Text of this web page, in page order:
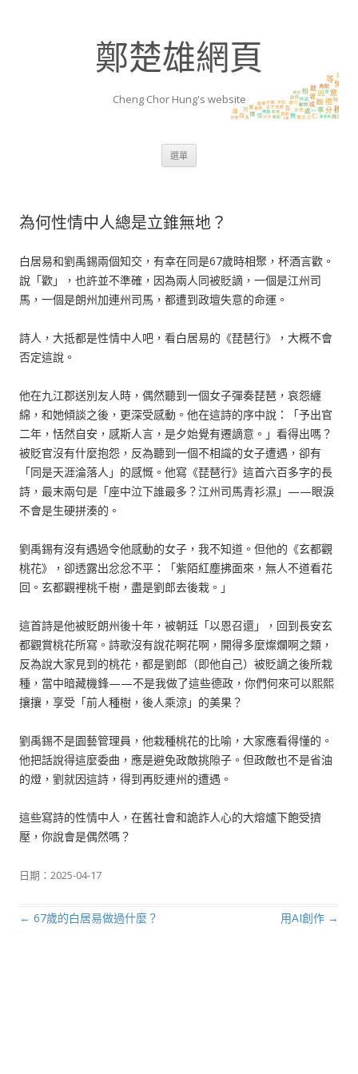
鄭楚雄網頁
Cheng Chor Hung's website
選單
為何性情中人總是立錐無地？
白居易和劉禹錫兩個知交，有幸在同是67歲時相聚，杯酒言歡。
說「歡」，也許並不準確，因為兩人同被貶謫，一個是江州司
馬，一個是朗州加連州司馬，都遭到政壇失意的命運。
詩人，大抵都是性情中人吧，看白居易的《琵琶行》，大概不會
否定這說。
他在九江郡送別友人時，偶然聽到一個女子彈奏琵琶，哀怨纏
綿，和她傾談之後，更深受感動。他在這詩的序中說：「予出官
二年，恬然自安，感斯人言，是夕始覺有遷謫意。」看得出嗎？
被貶官沒有什麼抱怨，反為聽到一個不相識的女子遭遇，卻有
「同是天涯淪落人」的感慨。他寫《琵琶行》這首六百多字的長
詩，最末兩句是「座中泣下誰最多？江州司馬青衫濕」——眼淚
不會是生硬拼湊的。
劉禹錫有沒有遇過令他感動的女子，我不知道。但他的《玄都觀
桃花》，卻透露出忿忿不平：「紫陌紅塵拂面來，無人不道看花
回。玄都觀裡桃千樹，盡是劉郎去後栽。」
這首詩是他被貶朗州後十年，被朝廷「以恩召還」，回到長安玄
都觀賞桃花所寫。詩歌沒有說花啊花啊，開得多麼燦爛啊之類，
反為說大家見到的桃花，都是劉郎（即他自己）被貶謫之後所栽
種，當中暗藏機鋒——不是我做了這些德政，你們何來可以熙熙
攘攘，享受「前人種樹，後人乘涼」的美果？
劉禹錫不是園藝管理員，他栽種桃花的比喻，大家應看得懂的。
他把話說得這麼委曲，應是避免政敵挑隙子。但政敵也不是省油
的燈，劉就因這詩，得到再貶連州的遭遇。
這些寫詩的性情中人，在舊社會和詭詐人心的大熔爐下飽受擠
壓，你說會是偶然嗎？
日期： 2025-04-17
文章導航列
← 67歲的白居易做過什麼？ 用AI創作 →